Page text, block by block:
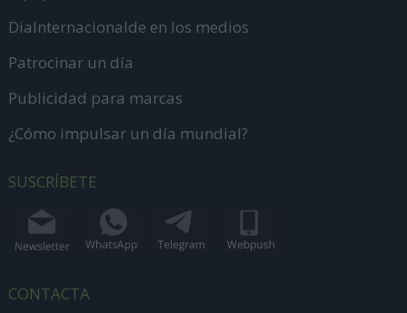
DiaInternacionalde en los medios
Patrocinar un día
Publicidad para marcas
¿Cómo impulsar un día mundial?
SUSCRÍBETE
CONTACTA